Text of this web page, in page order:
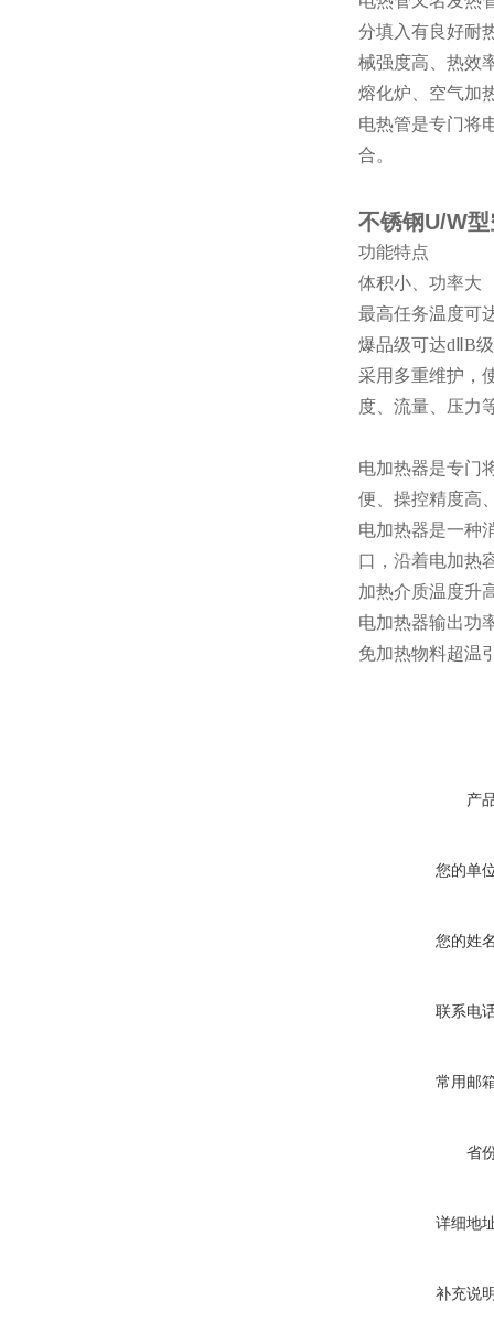
分填入有良好耐
械强度高、热效
熔化炉、空气加
电热管是专门将
合。
不锈钢U/W
功能特点
体积小、功率大
最高任务温度可
爆品级可达dⅡB
采用多重维护，
度、流量、压力
电加热器是专门
便、操控精度高
电加热器是一种
口，沿着电加热
加热介质温度升
电加热器输出功
免加热物料超温
产
您的单
您的姓
联系电
常用邮
省
详细地
补充说